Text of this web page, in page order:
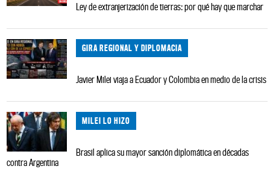
Ley de extranjerización de tierras: por qué hay que marchar
GIRA REGIONAL Y DIPLOMACIA
Javier Milei viaja a Ecuador y Colombia en medio de la crisis
MILEI LO HIZO
Brasil aplica su mayor sanción diplomática en décadas
contra Argentina